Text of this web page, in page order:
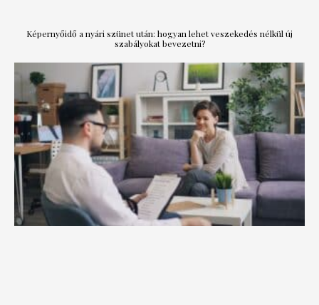
Képernyőidő a nyári szünet után: hogyan lehet veszekedés nélkül új
szabályokat bevezetni?